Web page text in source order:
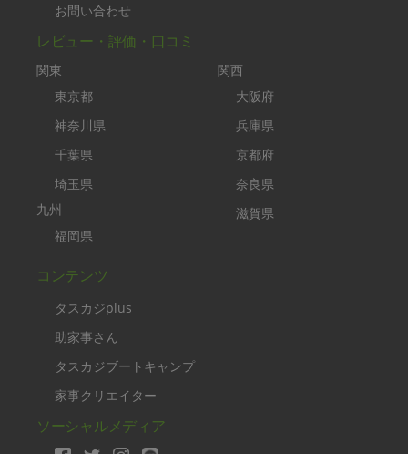
お問い合わせ
レビュー・評価・口コミ
関東
東京都
神奈川県
千葉県
埼玉県
九州
福岡県
関西
大阪府
兵庫県
京都府
奈良県
滋賀県
コンテンツ
タスカジplus
助家事さん
タスカジブートキャンプ
家事クリエイター
ソーシャルメディア